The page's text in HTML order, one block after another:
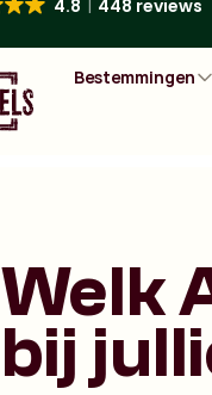
4.8 448 reviews
Bestemmingen
Welk
bij